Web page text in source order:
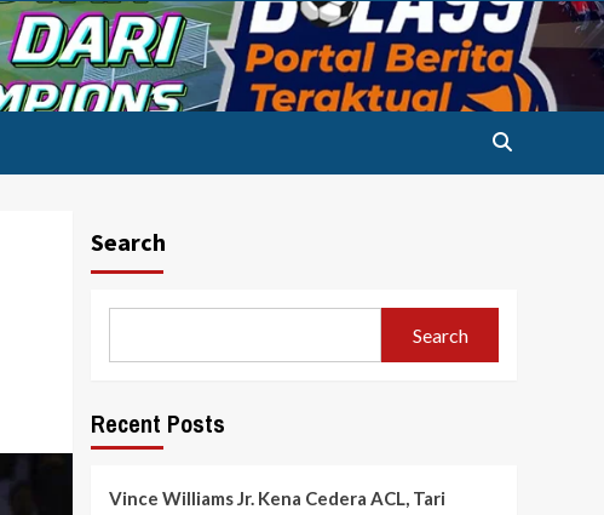
Search
Search
Recent Posts
Vince Williams Jr. Kena Cedera ACL, Tari